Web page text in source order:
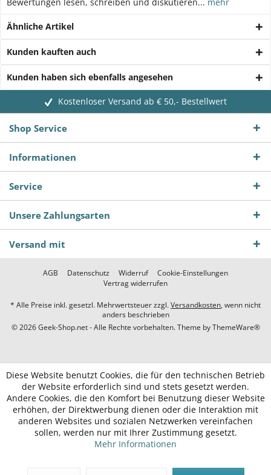
Ähnliche Artikel
Kunden kauften auch
Kunden haben sich ebenfalls angesehen
Kostenloser Versand ab € 50,- Bestellwert
Shop Service
Informationen
Service
Unsere Zahlungsarten
Versand mit
AGB Datenschutz Widerruf
Cookie-Einstellungen
Vertrag widerrufen
* Alle Preise inkl. gesetzl. Mehrwertsteuer zzgl.Versandkosten, wenn nicht
anders beschrieben
© 2026 Geek-Shop.net - Alle Rechte vorbehalten. Theme byThemeWare®
Diese Website benutzt Cookies, die für den technischen Betrieb
der Website erforderlich sind und stets gesetzt werden.
Andere Cookies, die den Komfort bei Benutzung dieser Website
erhöhen, der Direktwerbung dienen oder die Interaktion mit
anderen Websites und sozialen Netzwerken vereinfachen
sollen, werden nur mit Ihrer Zustimmung gesetzt.
Mehr Informationen